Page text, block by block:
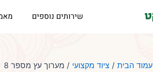
שירותים נוספים
עמוד הבית / ציוד מקצועי / מערוך עץ מספר 8